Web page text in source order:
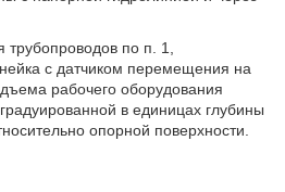
трубопроводов по п. 1,
с датчиком перемещения на
рабочего оборудования
в единицах глубины
опорной поверхности.